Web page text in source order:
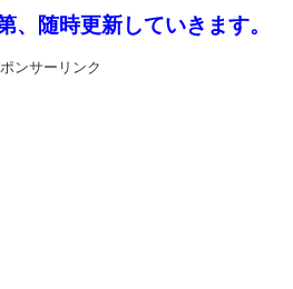
、随時更新していきます。
ンサーリンク